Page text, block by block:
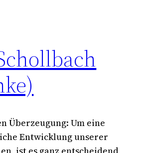
Überzeugung: Um eine
Entwicklung unserer